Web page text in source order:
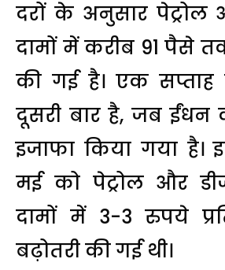
दरों के अनुसार
दामों में करीब 91 पैसे
की गई है। एक
दूसरी बार है, जब ईंधन
इजाफा किया गया है।
मई को पेट्रोल और
दामों में 3-3 रुपये
बढ़ोतरी की गई थी।